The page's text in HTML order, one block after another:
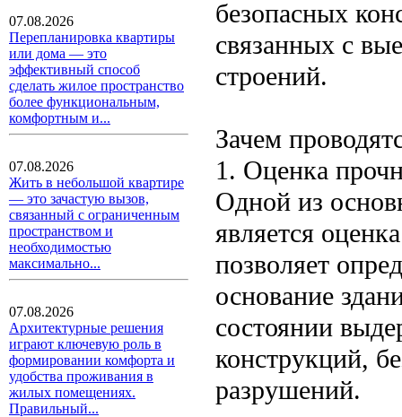
07.08.2026
Перепланировка квартиры
или дома — это
эффективный способ
сделать жилое пространство
более функциональным,
комфортным и...
07.08.2026
Жить в небольшой квартире
— это зачастую вызов,
связанный с ограниченным
пространством и
необходимостью
максимально...
07.08.2026
Архитектурные решения
играют ключевую роль в
формировании комфорта и
удобства проживания в
жилых помещениях.
Правильный...
безопасных
связанных с
строений.
Зачем
1. Оценка
Одной из
является
позволяет
основание
состоянии
конструкций,
разрушений.